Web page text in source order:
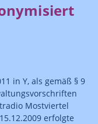
in Y, als gemäß § 9
Mostviertel
erfolgte